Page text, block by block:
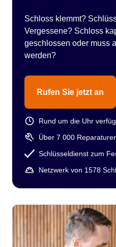
Schloss klemmt?
Vergessene? Schloss
geschlossen oder muss
werden?
Rufen Sie jetzt an
Rund um die Uhr
Über 7 000
Schlüsseldienst zum
Netzwerk von 1578